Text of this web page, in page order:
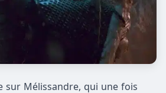
sur Mélissandre, qui une fois